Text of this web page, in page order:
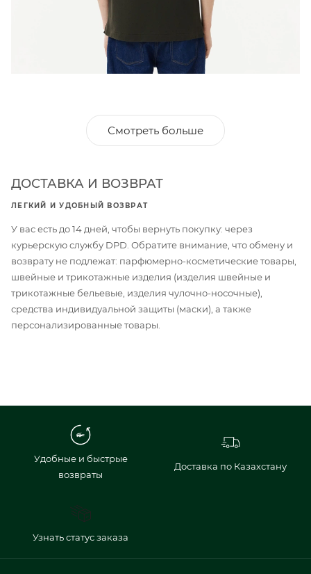
Смотреть больше
ДОСТАВКА И ВОЗВРАТ
ЛЕГКИЙ И УДОБНЫЙ ВОЗВРАТ
У вас есть до 14 дней, чтобы вернуть покупку: через
курьерскую службу DPD. Обратите внимание, что обмену и
возврату не подлежат: парфюмерно-косметические товары,
швейные и трикотажные изделия (изделия швейные и
трикотажные бельевые, изделия чулочно-носочные),
средства индивидуальной защиты (маски), а также
персонализированные товары.
Удобные и быстрые
возвраты
Доставка по Казахстану
Узнать статус заказа